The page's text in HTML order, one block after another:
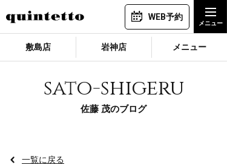
WEB予約
敷島店 岩神店 メニュー
sato-shigeru
佐藤 茂のブログ
一覧に戻る